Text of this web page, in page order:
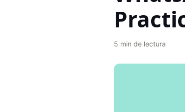
5 min de lectura